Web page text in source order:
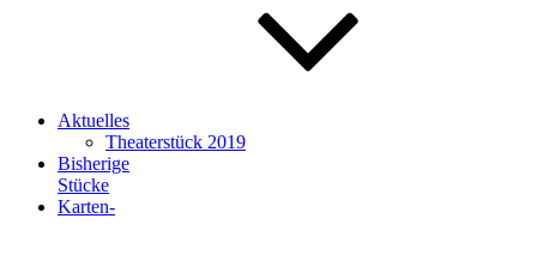
Aktuelles
Theaterstück 2019
Bisherige
Stücke
Karten-